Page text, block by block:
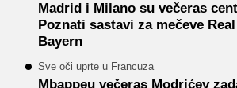
Madrid i Milano su večeras
Poznati sastavi za mečeve
Bayern
Sve oči uprte u Francuza
Mbappeu večeras Modrićev